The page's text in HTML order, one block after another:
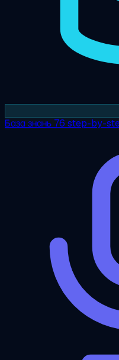
База знань 76 step-by-